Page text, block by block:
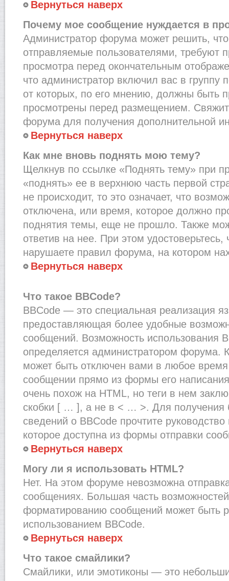
Вернуться наверх
Почему мое сообщение нуждается в
Администратор форума может решить,
отправляемые пользователями, требуют
просмотра перед окончательным
что администратор включил вас в группу
от которых, по его мнению, должны быть
просмотрены перед размещением.
форума для получения дополнительной
Вернуться наверх
Как мне вновь поднять мою тему?
Щелкнув по ссылке «Поднять тему» при
«поднять» ее в верхнюю часть первой
не происходит, то это означает, что
отключена, или время, которое должно
поднятия темы, еще не прошло. Также
ответив на нее. При этом
нарушаете правил форума, на котором
Вернуться наверх
Что такое BBCode?
BBCode — это специальная реализация
предоставляющая более удобные
сообщений. Возможность использования
определяется администратором форума.
может быть отключен вами в любое
сообщении прямо из формы его
очень похож на HTML, но теги в нем
скобки [ … ], а не в < … >. Для получения
сведений о BBCode прочтите
которое доступна из формы отправки
Вернуться наверх
Могу ли я использовать HTML?
Нет. На этом форуме невозможна
сообщениях. Большая часть
форматированию сообщений может быть
использованием BBCode.
Вернуться наверх
Что такое смайлики?
Смайлики, или эмотиконы — это